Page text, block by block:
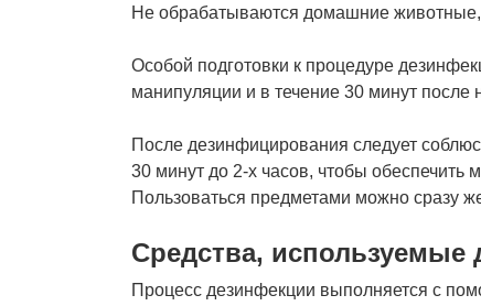
Не обрабатываются домашние
Особой подготовки к процедуре
манипуляции и в течение 30 минут после
После дезинфицирования следует
30 минут до 2-х часов, чтобы
Пользоваться предметами можно сразу
Средства, используемые
Процесс дезинфекции выполняется с